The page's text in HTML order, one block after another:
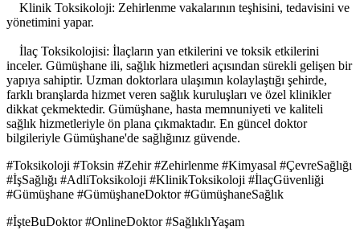
Klinik Toksikoloji: Zehirlenme vakalarının teşhisini, tedavisini ve
yönetimini yapar.
İlaç Toksikolojisi: İlaçların yan etkilerini ve toksik etkilerini
inceler. Gümüşhane ili, sağlık hizmetleri açısından sürekli gelişen bir
yapıya sahiptir. Uzman doktorlara ulaşımın kolaylaştığı şehirde,
farklı branşlarda hizmet veren sağlık kuruluşları ve özel klinikler
dikkat çekmektedir. Gümüşhane, hasta memnuniyeti ve kaliteli
sağlık hizmetleriyle ön plana çıkmaktadır. En güncel doktor
bilgileriyle Gümüşhane'de sağlığınız güvende.
#Toksikoloji #Toksin #Zehir #Zehirlenme #Kimyasal #ÇevreSağlığı
#İşSağlığı #AdliToksikoloji #KlinikToksikoloji #İlaçGüvenliği
#Gümüşhane #GümüşhaneDoktor #GümüşhaneSağlık
#İşteBuDoktor #OnlineDoktor #SağlıklıYaşam